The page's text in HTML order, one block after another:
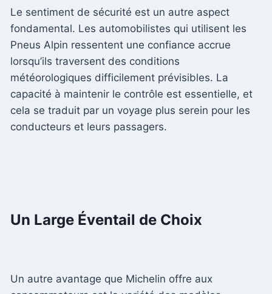
Le sentiment de sécurité est un autre aspect
fondamental. Les automobilistes qui utilisent les
Pneus Alpin ressentent une confiance accrue
lorsqu’ils traversent des conditions
météorologiques difficilement prévisibles. La
capacité à maintenir le contrôle est essentielle, et
cela se traduit par un voyage plus serein pour les
conducteurs et leurs passagers.
Un Large Éventail de Choix
Un autre avantage que Michelin offre aux